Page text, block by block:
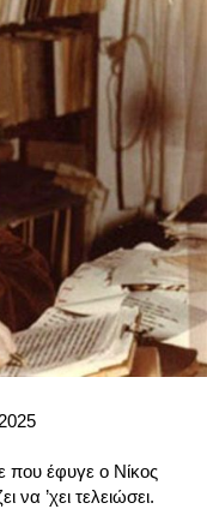
που έφυγε ο Νίκος
να ’χει τελειώσει.